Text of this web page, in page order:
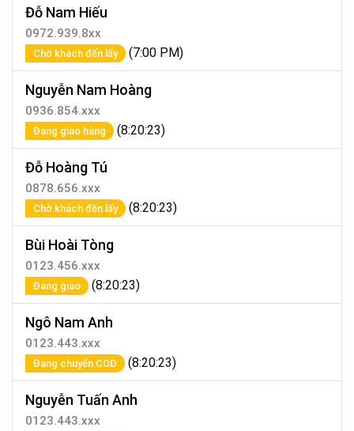
Đỗ Nam Hiếu
0972.939.8xx
Chờ khách đến lấy (7:00 PM)
Nguyễn Nam Hoàng
0936.854.xxx
Đang giao hàng (8:20:23)
Đỗ Hoàng Tú
0878.656.xxx
Chờ khách đến lấy (8:20:23)
Bùi Hoài Tòng
0123.456.xxx
Đang giao (8:20:23)
Ngô Nam Anh
0123.443.xxx
Đang chuyển COD (8:20:23)
Nguyễn Tuấn Anh
0123.443.xxx